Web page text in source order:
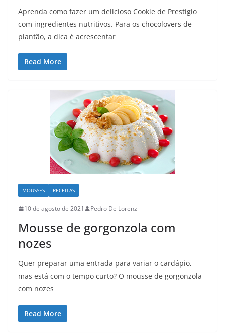
Aprenda como fazer um delicioso Cookie de Prestígio
com ingredientes nutritivos. Para os chocolovers de
plantão, a dica é acrescentar
Read More
MOUSSES RECEITAS
10 de agosto de 2021 Pedro De Lorenzi
Mousse de gorgonzola com
nozes
Quer preparar uma entrada para variar o cardápio,
mas está com o tempo curto? O mousse de gorgonzola
com nozes
Read More